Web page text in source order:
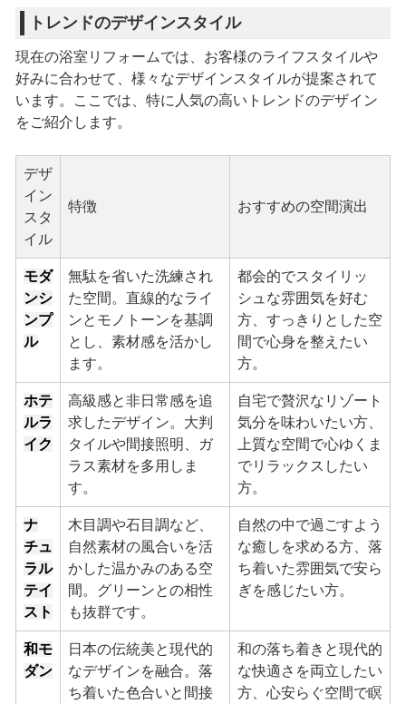
トレンドのデザインスタイル
現在の浴室リフォームでは、お客様のライフスタイルや
好みに合わせて、様々なデザインスタイルが提案されて
います。ここでは、特に人気の高いトレンドのデザイン
をご紹介します。
デザ
イン
スタ
イル
特徴 おすすめの空間演出
モダ
ンシ
ンプ
ル
無駄を省いた洗練され
た空間。直線的なライ
ンとモノトーンを基調
とし、素材感を活かし
ます。
都会的でスタイリッ
シュな雰囲気を好む
方、すっきりとした空
間で心身を整えたい
方。
ホテ
ルラ
イク
高級感と非日常感を追
求したデザイン。大判
タイルや間接照明、ガ
ラス素材を多用しま
す。
自宅で贅沢なリゾート
気分を味わいたい方、
上質な空間で心ゆくま
でリラックスしたい
方。
ナ
チュ
ラル
テイ
スト
木目調や石目調など、
自然素材の風合いを活
かした温かみのある空
間。グリーンとの相性
も抜群です。
自然の中で過ごすよう
な癒しを求める方、落
ち着いた雰囲気で安ら
ぎを感じたい方。
和モ
ダン
日本の伝統美と現代的
なデザインを融合。落
ち着いた色合いと間接
和の落ち着きと現代的
な快適さを両立したい
方、心安らぐ空間で瞑